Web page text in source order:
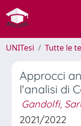
UNITesi Tutte le
Approcci
l'analisi di
Gandolfi,
2021/2022